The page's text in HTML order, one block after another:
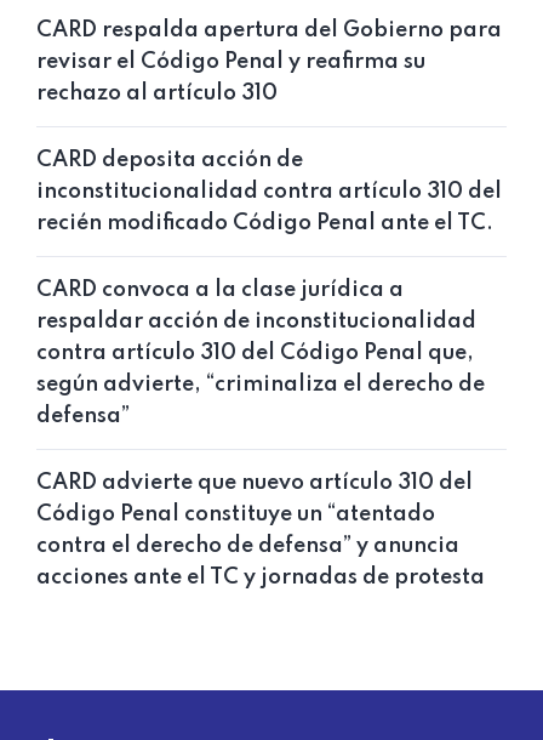
CARD respalda apertura del Gobierno para
revisar el Código Penal y reafirma su
rechazo al artículo 310
CARD deposita acción de
inconstitucionalidad contra artículo 310 del
recién modificado Código Penal ante el TC.
CARD convoca a la clase jurídica a
respaldar acción de inconstitucionalidad
contra artículo 310 del Código Penal que,
según advierte, “criminaliza el derecho de
defensa”
CARD advierte que nuevo artículo 310 del
Código Penal constituye un “atentado
contra el derecho de defensa” y anuncia
acciones ante el TC y jornadas de protesta